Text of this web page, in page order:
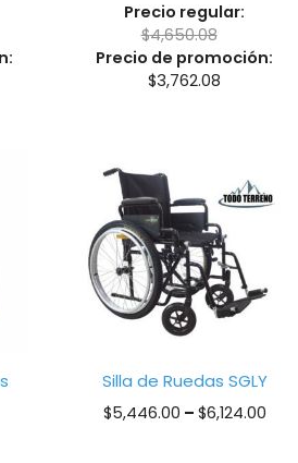
Precio regular:
$4,650.08
Precio de promoción:
$3,762.08
Silla de Ruedas SGLY
$5,446.00 – $6,124.00